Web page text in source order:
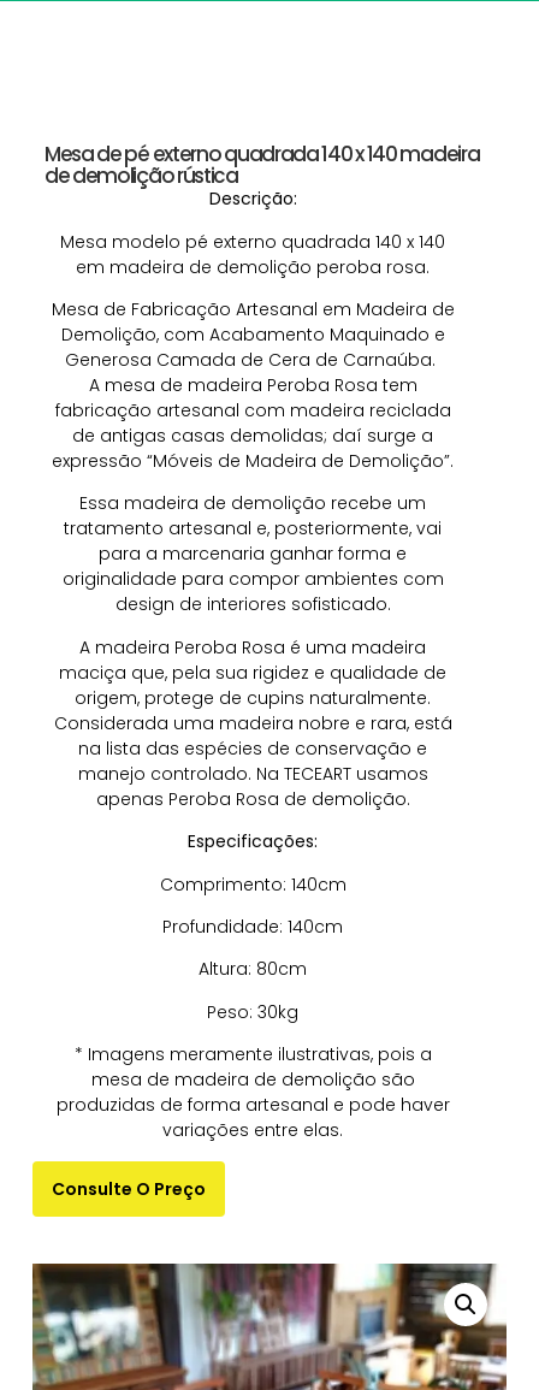
Mesa de pé externo quadrada 140 x 140 madeira
de demolição rústica
Descrição:
Mesa modelo pé externo quadrada 140 x 140
em madeira de demolição peroba rosa.
Mesa de Fabricação Artesanal em Madeira de
Demolição, com Acabamento Maquinado e
Generosa Camada de Cera de Carnaúba.
A mesa de madeira Peroba Rosa tem
fabricação artesanal com madeira reciclada
de antigas casas demolidas; daí surge a
expressão “Móveis de Madeira de Demolição”.
Essa madeira de demolição recebe um
tratamento artesanal e, posteriormente, vai
para a marcenaria ganhar forma e
originalidade para compor ambientes com
design de interiores sofisticado.
A madeira Peroba Rosa é uma madeira
maciça que, pela sua rigidez e qualidade de
origem, protege de cupins naturalmente.
Considerada uma madeira nobre e rara, está
na lista das espécies de conservação e
manejo controlado. Na TECEART usamos
apenas Peroba Rosa de demolição.
Especificações:
Comprimento: 140cm
Profundidade: 140cm
Altura: 80cm
Peso: 30kg
* Imagens meramente ilustrativas, pois a
mesa de madeira de demolição são
produzidas de forma artesanal e pode haver
variações entre elas.
Consulte O Preço